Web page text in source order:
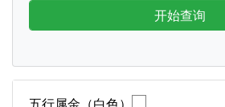
开始查询
五行属金（白色）